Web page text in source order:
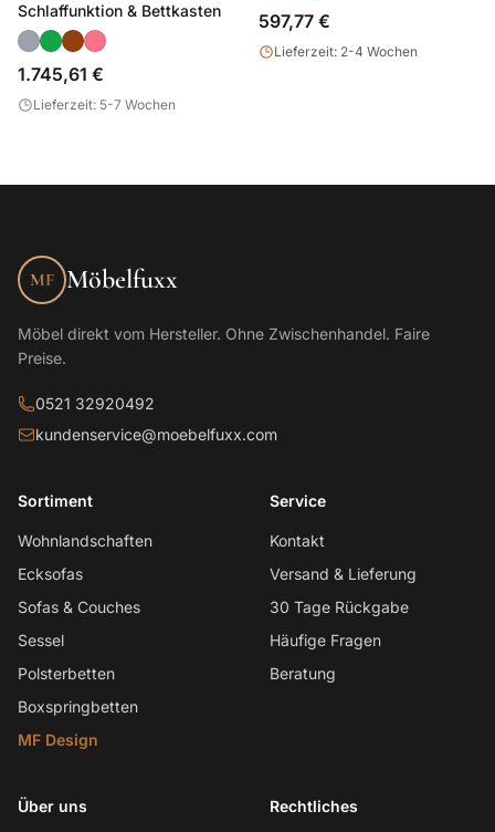
Schlaffunktion & Bettkasten
1.745,61 €
Lieferzeit: 5-7 Wochen
597,77 €
Lieferzeit: 2-4 Wochen
MF Möbelfuxx
Möbel direkt vom Hersteller. Ohne Zwischenhandel. Faire
Preise.
0521 32920492
kundenservice@moebelfuxx.com
Sortiment
Wohnlandschaften
Ecksofas
Sofas & Couches
Sessel
Polsterbetten
Boxspringbetten
MF Design
Service
Kontakt
Versand & Lieferung
30 Tage Rückgabe
Häufige Fragen
Beratung
Über uns Rechtliches